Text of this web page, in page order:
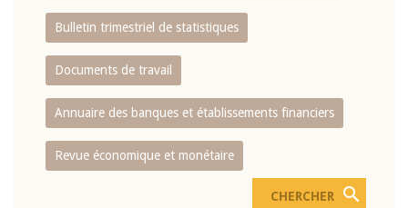
Bulletin trimestriel de statistiques
Documents de travail
Annuaire des banques et établissements financiers
Revue économique et monétaire